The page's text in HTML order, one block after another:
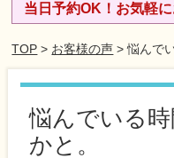
当日予約OK！お気軽
TOP > お客様の声 > 悩んで
悩んでいる
かと。